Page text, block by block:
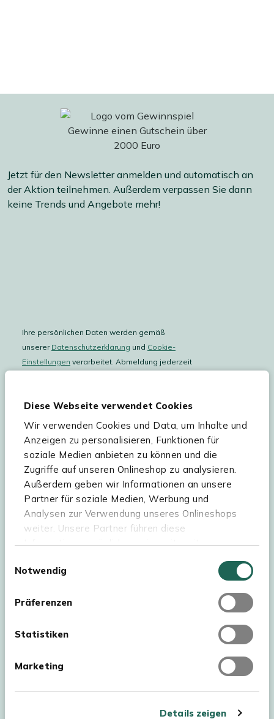
Diese Webseite verwendet Cookies
Wir verwenden Cookies und Data, um Inhalte und
Anzeigen zu personalisieren, Funktionen für
soziale Medien anbieten zu können und die
Zugriffe auf unseren Onlineshop zu analysieren.
Außerdem geben wir Informationen an unsere
Partner für soziale Medien, Werbung und
Analysen zur Verwendung unseres Onlineshops
weiter. Unsere Partner führen diese
Informationen möglicherweise mit weiteren
haben oder die sie im Rahmen Ihrer Nutzung der
Webseite müssen Sie die Cookies akzeptieren.
Notwendig
Präferenzen
Statistiken
Marketing
Details zeigen
Jetzt für den Newsletter anmelden und automatisch an
der Aktion teilnehmen. Außerdem verpassen Sie dann
keine Trends und Angebote mehr!
Ihre persönlichen Daten werden gemäß
unserer Datenschutzerklärung und Cookie-
Einstellungen verarbeitet. Abmeldung jederzeit
Hilfe & Service
Sortiment
Kees Smit Gartenmöbel
Experience Stores XXL
Urheberrecht © 2026 - Kees Smit Tuinmeubelen AGB